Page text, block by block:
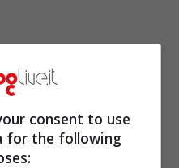
consent to use
for the following